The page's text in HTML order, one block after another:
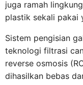
juga ramah
plastik sekali pakai
Sistem pengisian
teknologi filtrasi
reverse osmosis
dihasilkan bebas